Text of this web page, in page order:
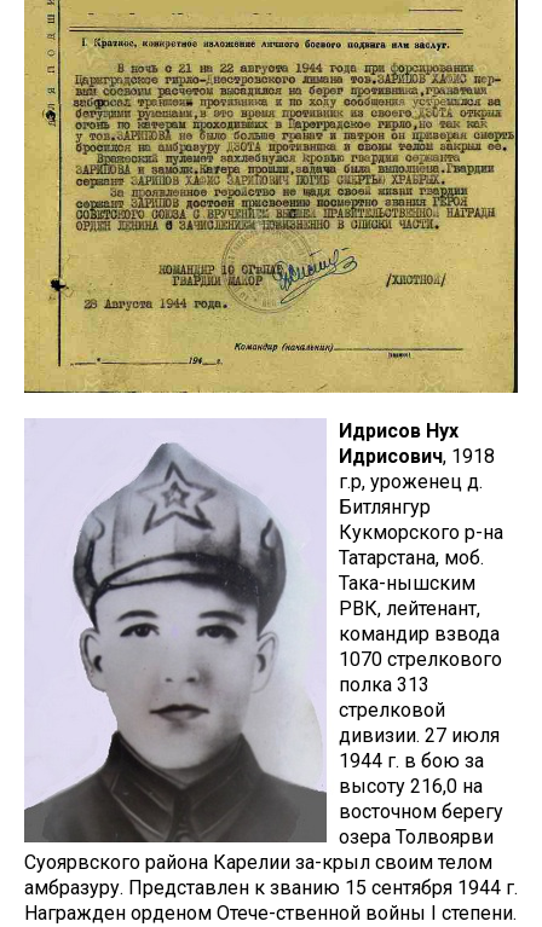
Идрисов Нух
Идрисович, 1918
г.р, уроженец д.
Битлянгур
Кукморского р-на
Татарстана, моб.
Така-нышским
РВК, лейтенант,
командир взвода
1070 стрелкового
полка 313
стрелковой
дивизии. 27 июля
1944 г. в бою за
высоту 216,0 на
восточном берегу
озера Толвоярви
Суоярвского района Карелии за-крыл своим телом
амбразуру. Представлен к званию 15 сентября 1944 г.
Награжден орденом Отече-ственной войны I степени.